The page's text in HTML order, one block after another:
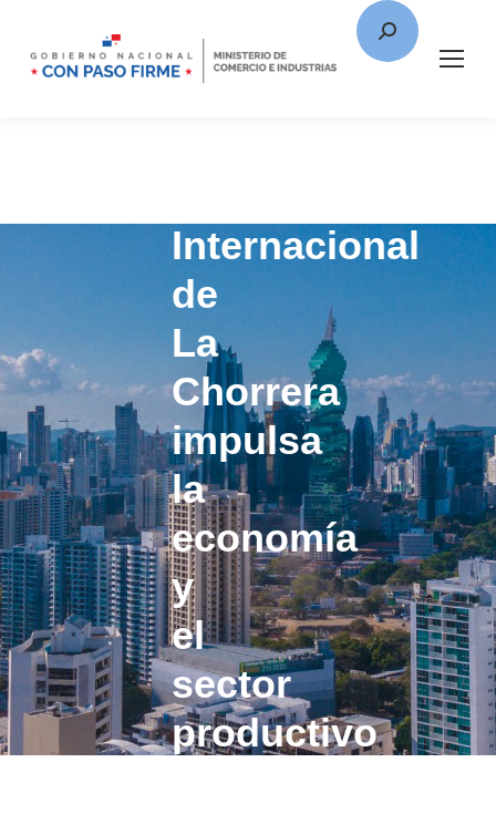
Internacional
de
La
Chorrera
impulsa
la
economía
y
el
sector
productivo